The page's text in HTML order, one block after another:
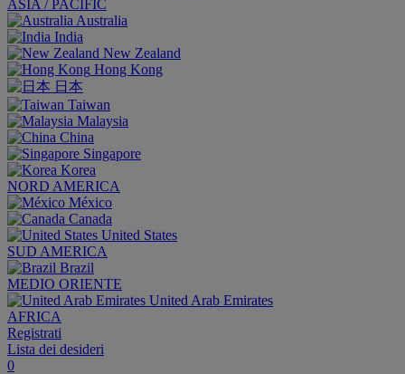
ASIA / PACIFIC
Australia
India
New Zealand
Hong Kong
日本
Taiwan
Malaysia
China
Singapore
Korea
NORD AMERICA
México
Canada
United States
SUD AMERICA
Brazil
MEDIO ORIENTE
United Arab Emirates
AFRICA
Registrati
Lista dei desideri
0